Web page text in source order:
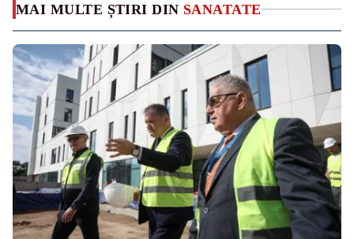
MAI MULTE ȘTIRI DIN SANATATE